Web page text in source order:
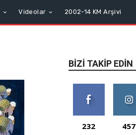
Videolar 2002-14 KM Arşivi
BIZI TAKIP EDIN
232 457